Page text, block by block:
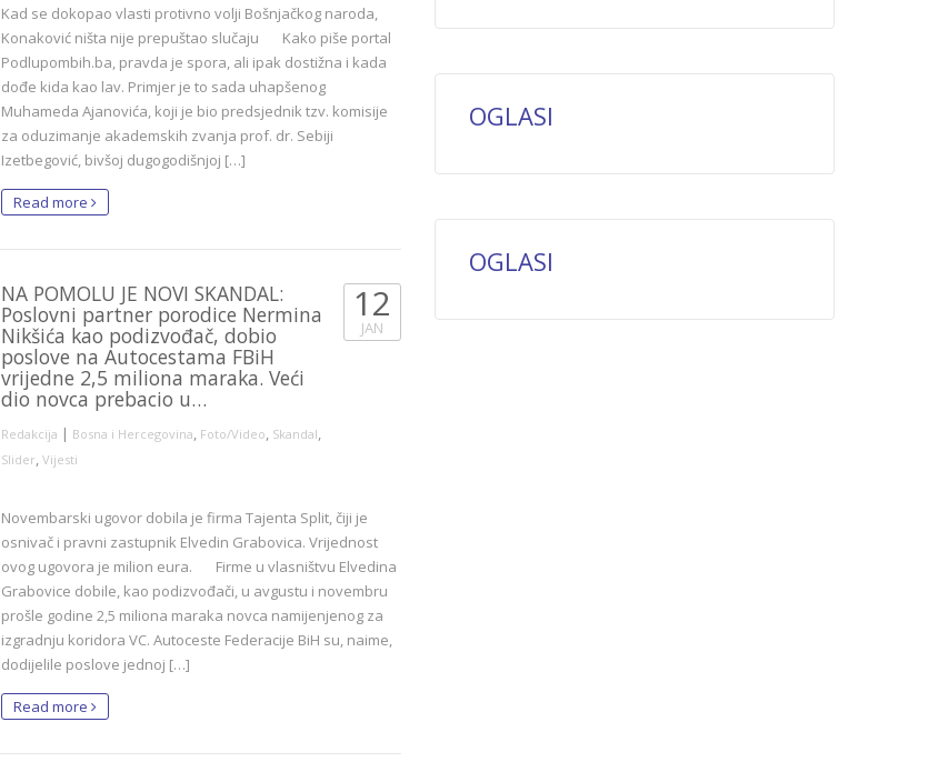
Kad se dokopao vlasti protivno volji Bošnjačkog naroda,
Konaković ništa nije prepuštao slučaju Kako piše portal
Podlupombih.ba, pravda je spora, ali ipak dostižna i kada
dođe kida kao lav. Primjer je to sada uhapšenog
Muhameda Ajanovića, koji je bio predsjednik tzv. komisije
za oduzimanje akademskih zvanja prof. dr. Sebiji
Izetbegović, bivšoj dugogodišnjoj […]
Read more
NA POMOLU JE NOVI SKANDAL:
Poslovni partner porodice Nermina
Nikšića kao podizvođač, dobio
poslove na Autocestama FBiH
vrijedne 2,5 miliona maraka. Veći
dio novca prebacio u…
Redakcija | Bosna i Hercegovina, Foto/Video, Skandal,
Slider, Vijesti
12
JAN
Novembarski ugovor dobila je firma Tajenta Split, čiji je
osnivač i pravni zastupnik Elvedin Grabovica. Vrijednost
ovog ugovora je milion eura. Firme u vlasništvu Elvedina
Grabovice dobile, kao podizvođači, u avgustu i novembru
prošle godine 2,5 miliona maraka novca namijenjenog za
izgradnju koridora VC. Autoceste Federacije BiH su, naime,
dodijelile poslove jednoj […]
Read more
OGLASI
OGLASI